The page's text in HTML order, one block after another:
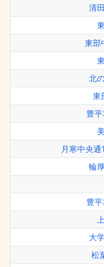
清
東部
北
東
豊
月寒中央通
輪
豊
大
松